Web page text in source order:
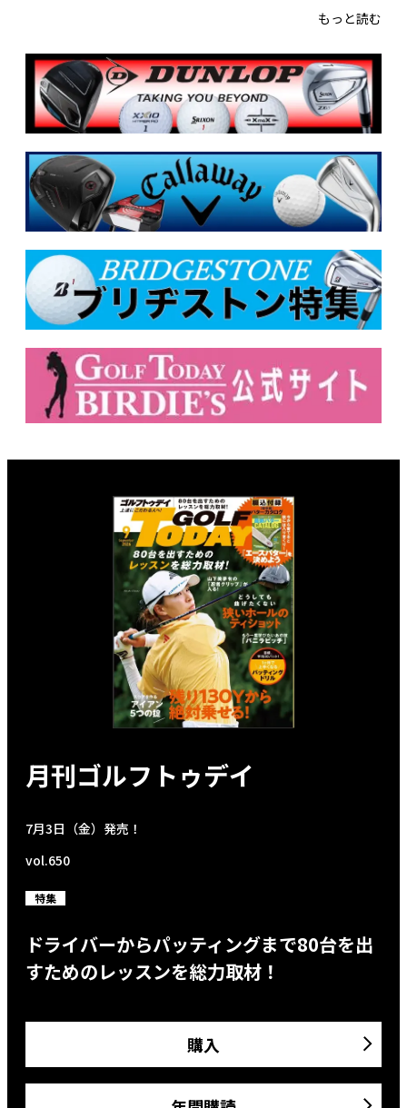
もっと読む
月刊ゴルフトゥデイ
7月3日（金）発売！
vol.650
特集
ドライバーからパッティングまで80台を出
すためのレッスンを総力取材！
購入